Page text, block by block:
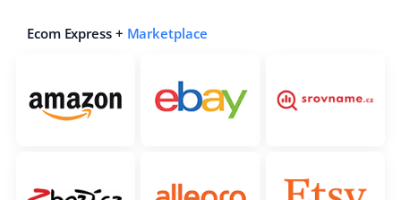
Ecom Express + Marketplace